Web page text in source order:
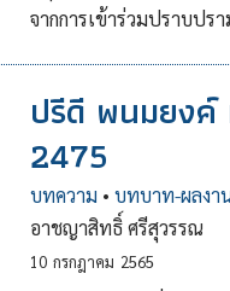
จากการเข้าร่วมปราบปร
ปรีดี พนมยงค์
2475
บทความ • บทบาท-ผลงา
อาชญาสิทธิ์ ศรีสุวรรณ
10 กรกฎาคม 2565